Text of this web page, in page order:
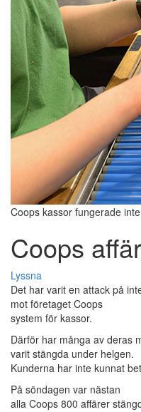
Coops kassor fungerade
Coops
Lyssna
Det har varit en attack på
mot företaget Coops
system för kassor.
Därför har många av deras
varit stängda under helgen.
Kunderna har inte kunnat
På söndagen var nästan
alla Coops 800 affärer